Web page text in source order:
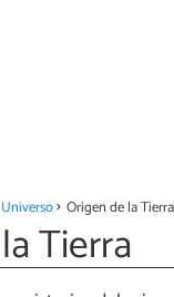
Origen de la Tierra
Tierra